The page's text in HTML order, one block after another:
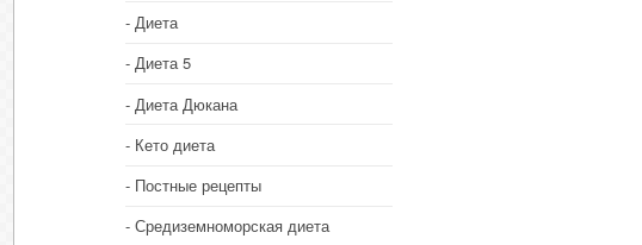
Диета
Диета 5
Диета Дюкана
Кето диета
Постные рецепты
Средиземноморская диета